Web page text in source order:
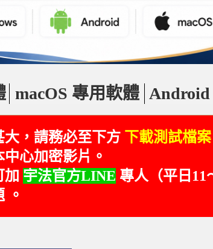
macOS 專用軟體
大，請務必至下方 下載測試檔案
中心加密影片。
加 宇法官方LINE 專人（平日11
。